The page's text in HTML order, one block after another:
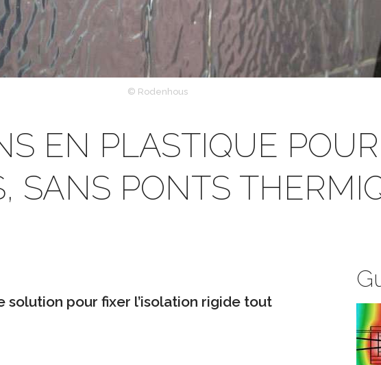
© Rodenhous
EN PLASTIQUE
SANS PONTS
pour fixer l’isolation rigide tout